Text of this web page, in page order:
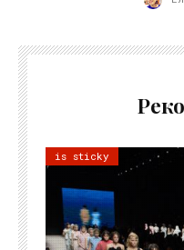
is sticky